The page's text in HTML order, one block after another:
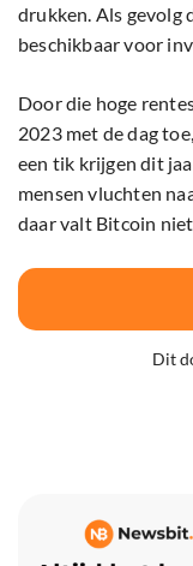
drukken. Als gevolg
beschikbaar voor
Door die hoge
2023 met de dag
een tik krijgen dit
mensen vluchten
daar valt Bitcoin
Dit